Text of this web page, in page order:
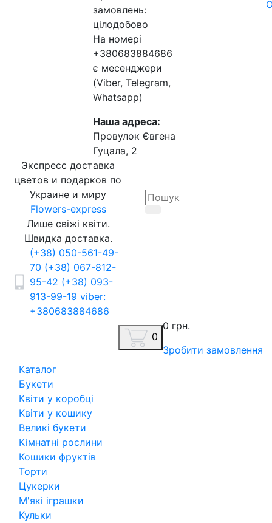
замовлень:
цілодобово
На номері
+380683884686
є месенджери
(Viber, Telegram,
Whatsapp)
Наша адреса:
Провулок Євгена
Гуцала, 2
Экспресс доставка
цветов и подарков по
Украине и миру
Flowers-express
Лише свіжі квіти.
Швидка доставка.
(+38) 050-561-49-
70 (+38) 067-812-
95-42 (+38) 093-
913-99-19 viber:
+380683884686
0
0 грн.
Зробити замовлення
Каталог
Букети
Квіти у коробці
Квіти у кошику
Великі букети
Кімнатні рослини
Кошики фруктів
Торти
Цукерки
М'які іграшки
Кульки